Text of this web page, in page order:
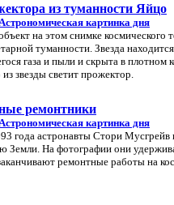
из туманности Яйцо
Астрономическая картинка дня
на этом снимке космического
туманности. Звезда
газа и пыли и скрыта в плотном
звезды светит прожектор.
ремонтники
Астрономическая картинка дня
года астронавты Стори
Земли. На фотографии они
ремонтные работы на